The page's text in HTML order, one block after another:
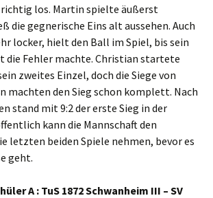
los. Martin spielte äußerst
die gegnerische Eins alt aussehen. Auch
locker, hielt den Ball im Spiel, bis sein
die Fehler machte. Christian startete
zweites Einzel, doch die Siege von
machten den Sieg schon komplett. Nach
stand mit 9:2 der erste Sieg in der
kann die Mannschaft den
letzten beiden Spiele nehmen, bevor es
geht.
A : TuS 1872 Schwanheim III – SV